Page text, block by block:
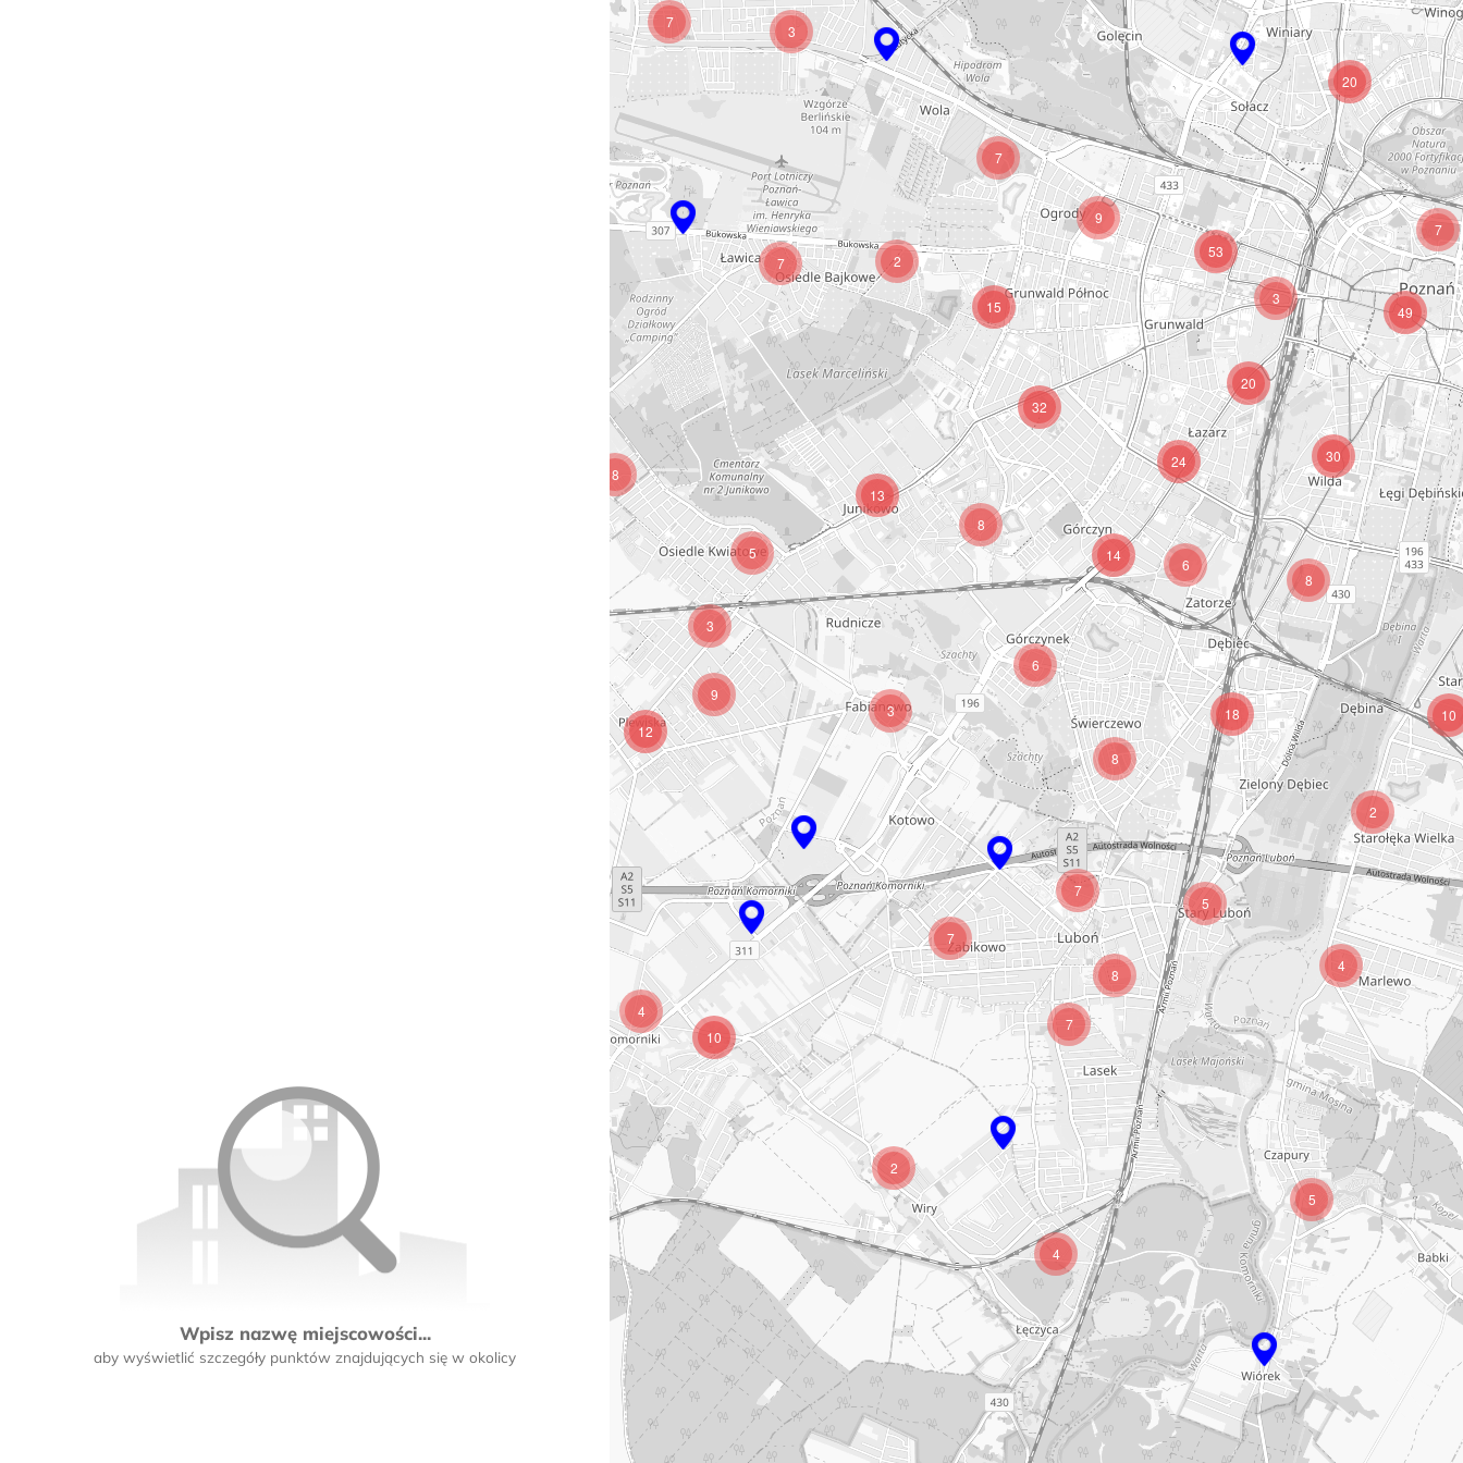
Wpisz nazwę miejscowości...
aby wyświetlić szczegóły punktów znajdujących się w okolicy
8
3
5
2
7
5
4
2
4
6
7
18
8
7
5
8
4
10
3
12
9
7
3
10
8
14
24
6
7
20
9
3
53
7
7
15
2
8
13
32
20
49
30